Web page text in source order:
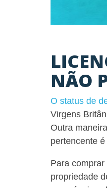
NÃO
O status de
Virgens
Outra
pertencente
Para
propriedade